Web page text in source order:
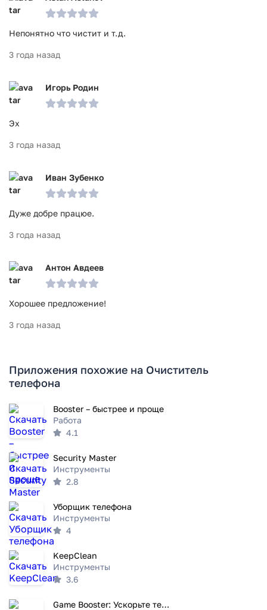
Непонятно что чистит и т.д.
3 года назад
Игорь Родин
Эх
3 года назад
Иван Зубенко
Дуже добре працюе.
3 года назад
Антон Авдеев
Хорошее предложение!
3 года назад
Приложения похожие на Очиститель
телефона
Booster – быстрее и проще
Работа
4.1
Security Master
Инструменты
2.8
Уборщик телефона
Инструменты
4
KeepClean
Инструменты
3.6
Game Booster: Ускорьте телефон